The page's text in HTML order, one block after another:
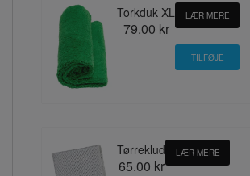
Torkduk XL
79.00 kr
LÆR MERE
Tørreklud
65.00 kr
LÆR MERE